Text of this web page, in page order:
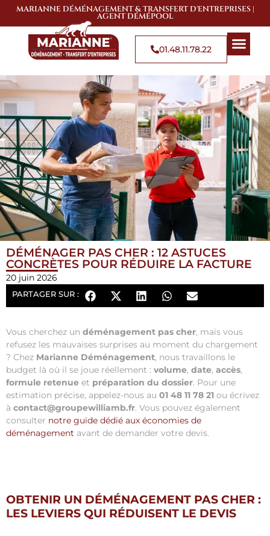
MARIANNE DÉMÉNAGEMENT & TRANSFERT D'ENTREPRISES |
AGENT DÉMÉPOOL
01.48.11.78.22
DÉMÉNAGER PAS CHER : 12 ASTUCES
CONCRÈTES POUR RÉDUIRE LA FACTURE
20 juin 2026
PARTAGER SUR :
Vous cherchez un déménagement pas cher, mais vous
refusez les mauvaises surprises au moment du chargement
? Chez Marianne Déménagement, nous travaillons le
budget là où il se joue réellement : volume, date, accès,
formule retenue et préparation du dossier. Pour une
estimation précise, appelez-nous au 01 48 11 78 21 ou écrivez
à contact@groupewilliamb.fr. Vous pouvez également
consulter notre guide dédié aux économies de
déménagement avant de demander votre devis.
OBTENIR UN DÉMÉNAGEMENT PAS CHER :
LES LEVIERS QUI RÉDUISENT LE DEVIS